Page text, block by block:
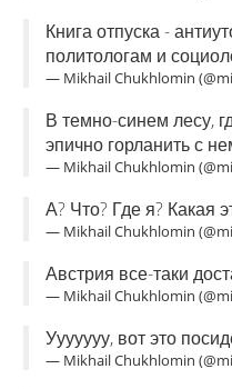
Книга отпуска -
политологам и
— Mikhail Chukhlomin
В темно-синем лесу,
эпично горланить с
— Mikhail Chukhlomin
А? Что? Где я? Какая
— Mikhail Chukhlomin
Австрия все-таки
— Mikhail Chukhlomin
Ууууууу, вот это
— Mikhail Chukhlomin